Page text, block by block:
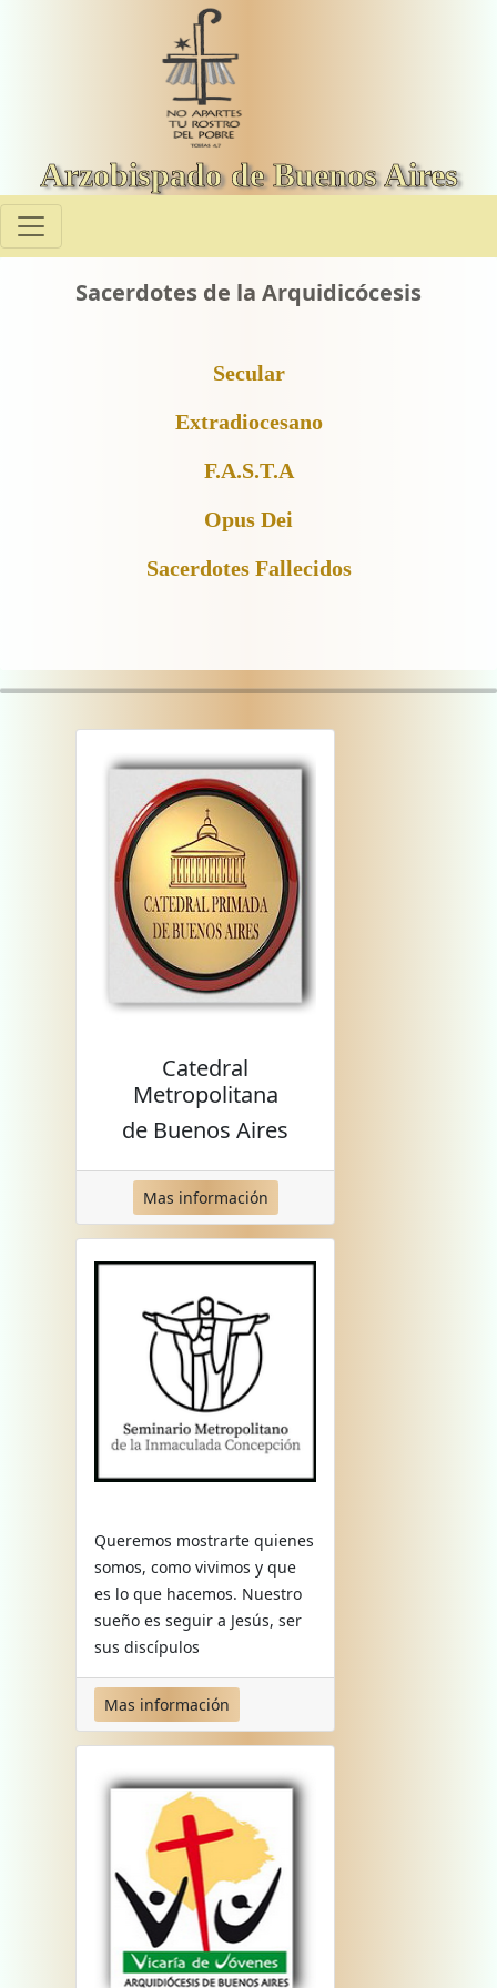
Arzobispado de Buenos Aires
Sacerdotes de la Arquidicócesis
Secular
Extradiocesano
F.A.S.T.A
Opus Dei
Sacerdotes Fallecidos
Catedral
Metropolitana
de Buenos Aires
Mas información
Queremos mostrarte quienes
somos, como vivimos y que
es lo que hacemos. Nuestro
sueño es seguir a Jesús, ser
sus discípulos
Mas información